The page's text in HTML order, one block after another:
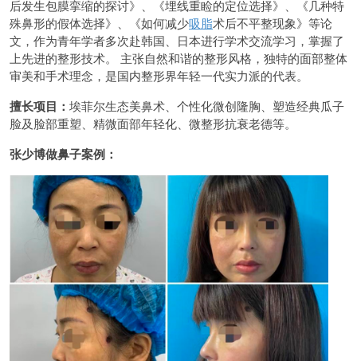
后发生包膜挛缩的探讨》、《埋线重睑的定位选择》、《几种特
殊鼻形的假体选择》、《如何减少吸脂术后不平整现象》等论
文，作为青年学者多次赴韩国、日本进行学术交流学习，掌握了
上先进的整形技术。 主张自然和谐的整形风格，独特的面部整体
审美和手术理念，是国内整形界年轻一代实力派的代表。
擅长项目： 埃菲尔生态美鼻术、个性化微创隆胸、塑造经典瓜子
脸及脸部重塑、精微面部年轻化、微整形抗衰老德等。
张少博做鼻子案例：